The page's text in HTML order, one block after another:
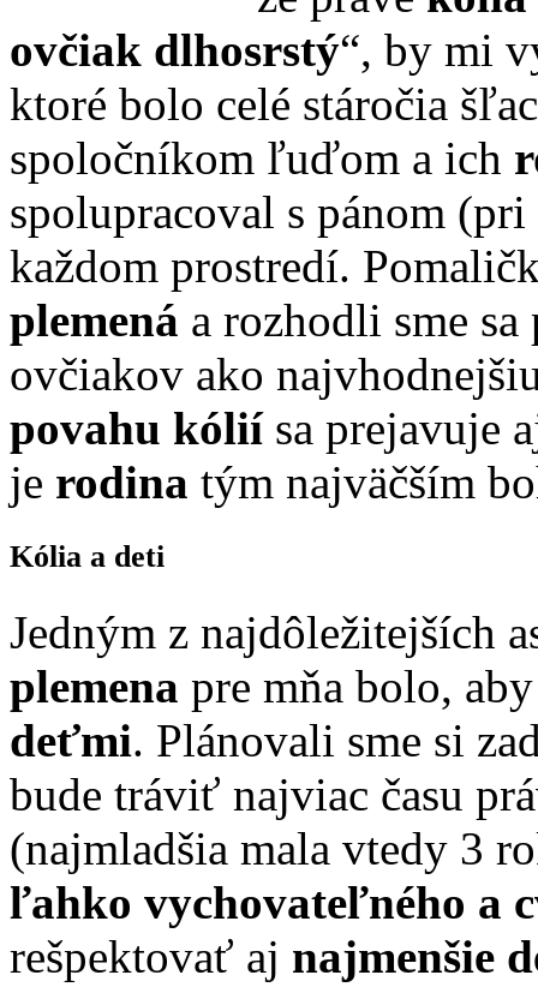
ovčiak dlhosrstý“, by mi
ktoré bolo celé stáročia
spoločníkom ľuďom a ich
spolupracoval s pánom
každom prostredí.
plemená a rozhodli sme
ovčiakov ako
povahu kóliísa prejavuje
je rodina tým najväčším
Kólia a deti
Jedným z najdôležitejších
plemena pre mňa bolo,
deťmi. Plánovali sme si
bude tráviť najviac času
(najmladšia mala vtedy 3
ľahko vychovateľného a
rešpektovať aj najmenšie